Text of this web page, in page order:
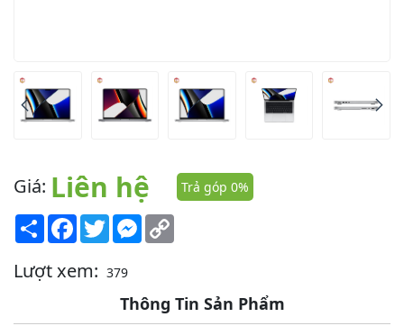
Giá: Liên hệ
Trả góp 0%
Share Facebook
TwitterMessenger
Lượt xem: 379
Thông Tin Sản Phẩm